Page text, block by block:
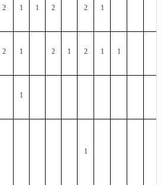
2 1 1 2 2 1
2 1 2 1 2 1 1
1
1